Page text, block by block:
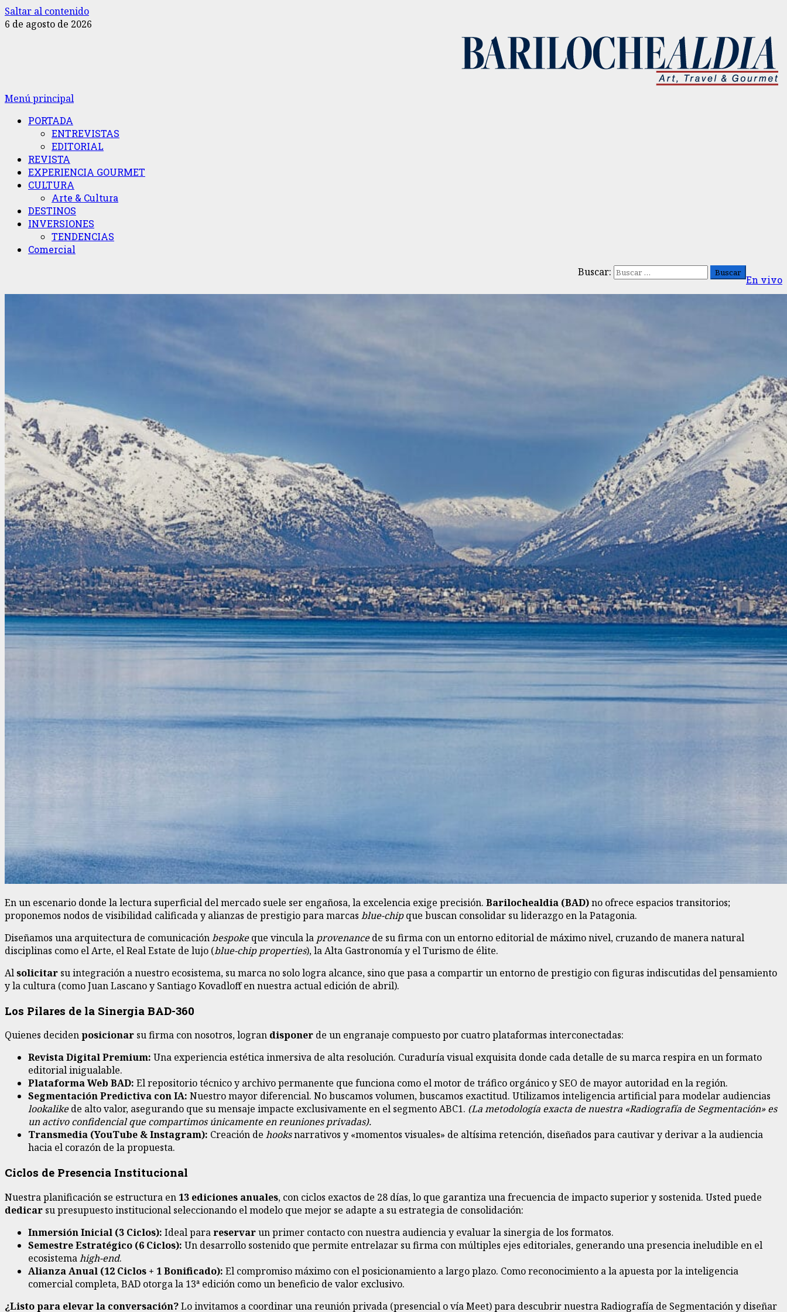
Saltar al contenido
6 de agosto de 2026
Menú principal
PORTADA
ENTREVISTAS
EDITORIAL
REVISTA
EXPERIENCIA GOURMET
CULTURA
Arte & Cultura
DESTINOS
INVERSIONES
TENDENCIAS
Comercial
Buscar:
En vivo
En un escenario donde la lectura superficial del mercado suele ser engañosa, la excelencia exige precisión. Barilochealdia (BAD)no ofrece espacios transitorios;
proponemos nodos de visibilidad calificada y alianzas de prestigio para marcas blue-chipque buscan consolidar su liderazgo en la Patagonia.
Diseñamos una arquitectura de comunicaciónbespokeque vincula la provenancede su firma con un entorno editorial de máximo nivel, cruzando de manera natural
disciplinas como el Arte, el Real Estate de lujo (blue-chip properties), la Alta Gastronomía y el Turismo de élite.
Alsolicitar su integración a nuestro ecosistema, su marca no solo logra alcance, sino que pasa a compartir un entorno de prestigio con figuras indiscutidas del pensamiento
y la cultura (como Juan Lascano y Santiago Kovadloff en nuestra actual edición de abril).
Los Pilares de la Sinergia BAD-360
Quienes decidenposicionar su firma con nosotros, logran disponer de un engranaje compuesto por cuatro plataformas interconectadas:
Revista Digital Premium: Una experiencia estética inmersiva de alta resolución. Curaduría visual exquisita donde cada detalle de su marca respira en un formato
editorial inigualable.
Plataforma Web BAD: El repositorio técnico y archivo permanente que funciona como el motor de tráfico orgánico y SEO de mayor autoridad en la región.
Segmentación Predictiva con IA: Nuestro mayor diferencial. No buscamos volumen, buscamos exactitud. Utilizamos inteligencia artificial para modelar audiencias
lookalikede alto valor, asegurando que su mensaje impacte exclusivamente en el segmento ABC1. (La metodología exacta de nuestra «Radiografía de Segmentación» es
un activo confidencial que compartimos únicamente en reuniones privadas).
Transmedia (YouTube & Instagram): Creación de hooksnarrativos y «momentos visuales» de altísima retención, diseñados para cautivar y derivar a la audiencia
hacia el corazón de la propuesta.
Ciclos de Presencia Institucional
Nuestra planificación se estructura en 13 ediciones anuales, con ciclos exactos de 28 días, lo que garantiza una frecuencia de impacto superior y sostenida. Usted puede
dedicar su presupuesto institucional seleccionando el modelo que mejor se adapte a su estrategia de consolidación:
Inmersión Inicial (3 Ciclos): Ideal parareservarun primer contacto con nuestra audiencia y evaluar la sinergia de los formatos.
Semestre Estratégico (6 Ciclos): Un desarrollo sostenido que permite entrelazar su firma con múltiples ejes editoriales, generando una presencia ineludible en el
ecosistemahigh-end.
Alianza Anual (12 Ciclos + 1 Bonificado): El compromiso máximo con el posicionamiento a largo plazo. Como reconocimiento a la apuesta por la inteligencia
comercial completa, BAD otorga la 13ª edición como un beneficio de valor exclusivo.
¿Listo para elevar la conversación?Lo invitamos a coordinar una reunión privada (presencial o vía Meet) para descubrir nuestra Radiografía de Segmentación y diseñar